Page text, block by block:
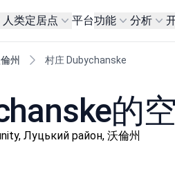
人类定居点 平台功能 分析
州 村庄 Dubychanske
的
Луцький район, 沃倫州